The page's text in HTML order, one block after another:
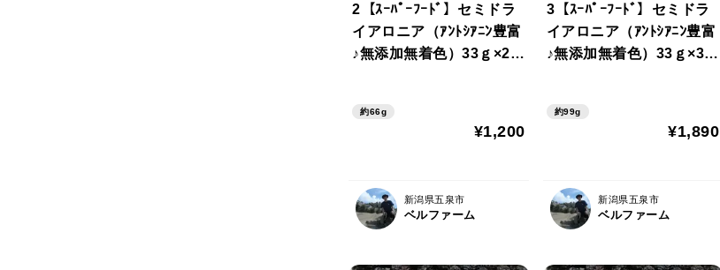
2【ｽｰﾊﾟｰﾌｰﾄﾞ】セミドラ
イアロニア（ｱﾝﾄｼｱﾆﾝ豊富
♪無添加無着色）33ｇ×2個
ロニア（ブルーベリー
ポリフェノール 抗酸化）
約66g
¥1,200
新潟県五泉市
ベルファーム
3【ｽｰﾊﾟｰﾌｰﾄﾞ】セミドラ
イアロニア（ｱﾝﾄｼｱﾆﾝ豊富
♪無添加無着色）33ｇ×3個
ロニア（ドライフルー
ツ ポリフェノール 抗酸
約99g
¥1,890
新潟県五泉市
ベルファーム